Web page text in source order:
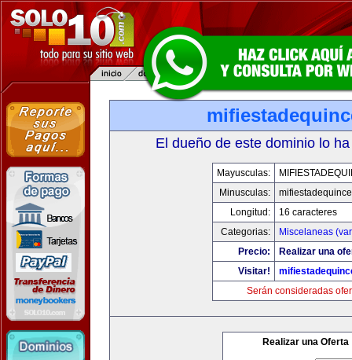
El dueño de este dominio lo
Mayusculas:
Minusculas:
Longitud:
16 caracteres
Categorias:
Miscelaneas
Precio:
Realizar una
Visitar!
Serán consideradas
Realizar una Oferta